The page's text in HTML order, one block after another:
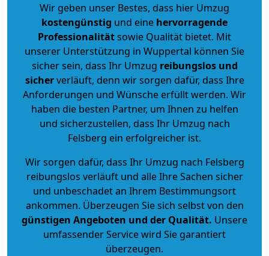
Wir geben unser Bestes, dass hier Umzug
kostengünstig und eine hervorragende
Professionalitätsowie Qualität bietet. Mit
unserer Unterstützung in Wuppertal können Sie
sicher sein, dass Ihr Umzug reibungslos und
sicherverläuft, denn wir sorgen dafür, dass Ihre
Anforderungen und Wünsche erfüllt werden. Wir
haben die besten Partner, um Ihnen zu helfen
und sicherzustellen, dass Ihr Umzug nach
Felsberg ein erfolgreicher ist.
Wir sorgen dafür, dass Ihr Umzug nach Felsberg
reibungslos verläuft und alle Ihre Sachen sicher
und unbeschadet an Ihrem Bestimmungsort
ankommen. Überzeugen Sie sich selbst von den
günstigen Angeboten und der Qualität. Unsere
umfassender Service wird Sie garantiert
überzeugen.